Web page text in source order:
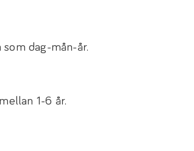
dag-mån-år.
1-6 år.